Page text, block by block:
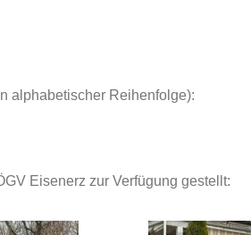
alphabetischer Reihenfolge):
Eisenerz zur Verfügung gestellt: